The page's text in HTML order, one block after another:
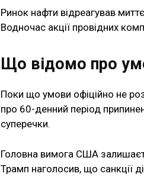
Ринок нафти відреагував
Водночас акції провідних
Що відомо про
Поки що умови офіційно не
про 60-денний період
суперечки.
Головна вимога США
Трамп наголосив, що санкції